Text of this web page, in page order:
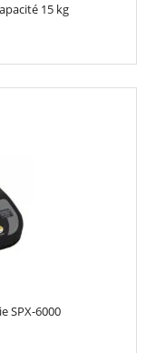
15 kg
SPX-6000